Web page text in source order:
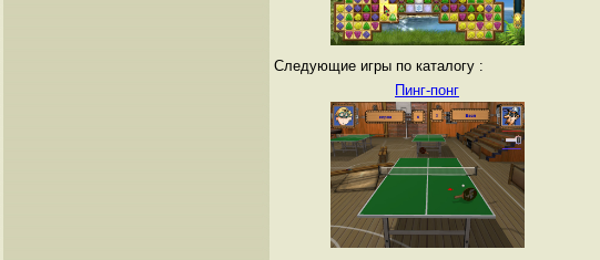
Следующие игры по каталогу :
Пинг-понг